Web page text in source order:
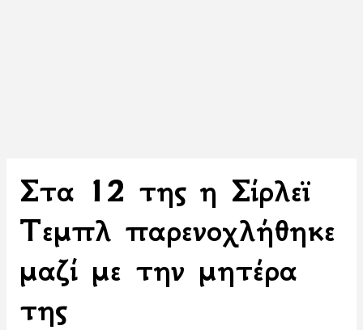
Στα 12 της η Σίρλεϊ
Τεμπλ παρενοχλήθηκε
μαζί με την μητέρα
της